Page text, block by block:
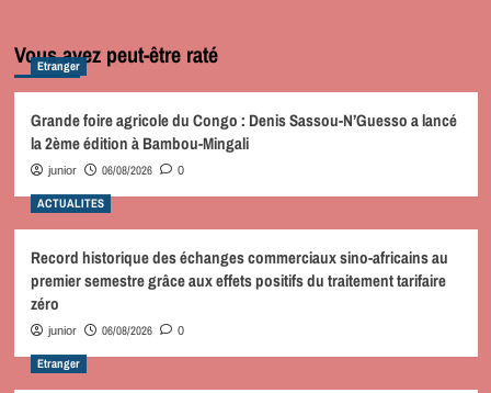
Vous avez peut-être raté
Etranger
Grande foire agricole du Congo : Denis Sassou-N’Guesso a lancé
la 2ème édition à Bambou-Mingali
junior 06/08/2026 0
ACTUALITES
Record historique des échanges commerciaux sino-africains au
premier semestre grâce aux effets positifs du traitement tarifaire
zéro
junior 06/08/2026 0
Etranger